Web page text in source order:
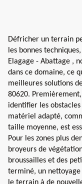
Défricher un terrain
les bonnes
Elagage - Abattage ,
dans ce domaine, ce
meilleures solutions
80620.
identifier les
matériel adapté,
taille moyenne, est
Pour les zones plus
broyeurs de
broussailles et des
terminé, un
le terrain à de